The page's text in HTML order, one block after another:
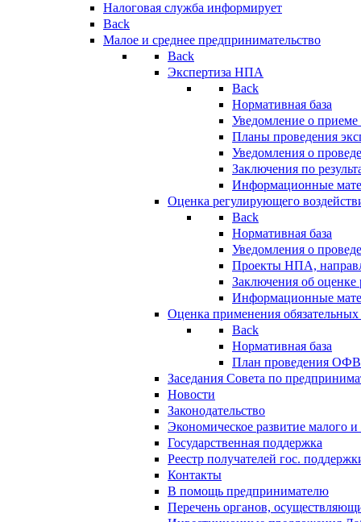
Налоговая служба информирует
Back
Малое и среднее предпринимательство
Back
Экспертиза НПА
Back
Нормативная база
Уведомление о
Планы проведения
Уведомления о
Заключения по
Информационные
Оценка регулирующего
Back
Нормативная база
Уведомления о
Проекты НПА,
Заключения об
Информационные
Оценка применения
Back
Нормативная база
План проведения
Заседания Совета по
Новости
Законодательство
Экономическое развитие малого и
Государственная поддержка
Реестр получателей гос.
Контакты
В помощь предпринимателю
Перечень органов,